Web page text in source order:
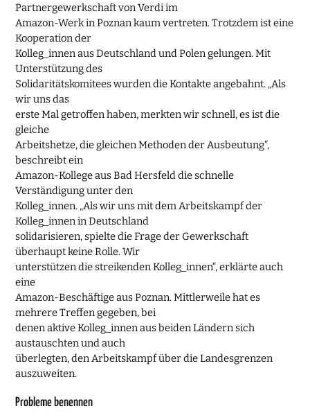
Partnergewerkschaft von Verdi im
Amazon-Werk in Poznan kaum vertreten. Trotzdem ist eine
Kooperation der
Kolleg_innen aus Deutschland und Polen gelungen. Mit
Unterstützung des
Solidaritätskomitees wurden die Kontakte angebahnt. „Als
wir uns das
erste Mal getroffen haben, merkten wir schnell, es ist die
gleiche
Arbeitshetze, die gleichen Methoden der Ausbeutung“,
beschreibt ein
Amazon-Kollege aus Bad Hersfeld die schnelle
Verständigung unter den
Kolleg_innen. „Als wir uns mit dem Arbeitskampf der
Kolleg_innen in Deutschland
solidarisieren, spielte die Frage der Gewerkschaft
überhaupt keine Rolle. Wir
unterstützen die streikenden Kolleg_innen“, erklärte auch
eine
Amazon-Beschäftige aus Poznan. Mittlerweile hat es
mehrere Treffen gegeben, bei
denen aktive Kolleg_innen aus beiden Ländern sich
austauschten und auch
überlegten, den Arbeitskampf über die Landesgrenzen
auszuweiten.
Probleme benennen